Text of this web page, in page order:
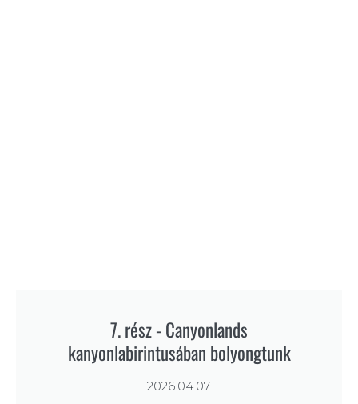
7. rész - Canyonlands
kanyonlabirintusában bolyongtunk
2026.04.07.